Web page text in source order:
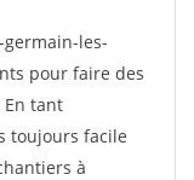
les-
pour faire des
En tant
toujours facile
à